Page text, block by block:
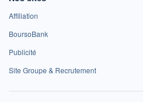
Affiliation
BoursoBank
Publicité
Site Groupe & Recrutement